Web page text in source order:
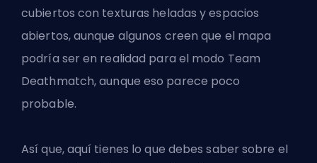
cubiertos con texturas heladas y espacios
abiertos, aunque algunos creen que el mapa
podría ser en realidad para el modo Team
Deathmatch, aunque eso parece poco
probable.
Así que, aquí tienes lo que debes saber sobre el